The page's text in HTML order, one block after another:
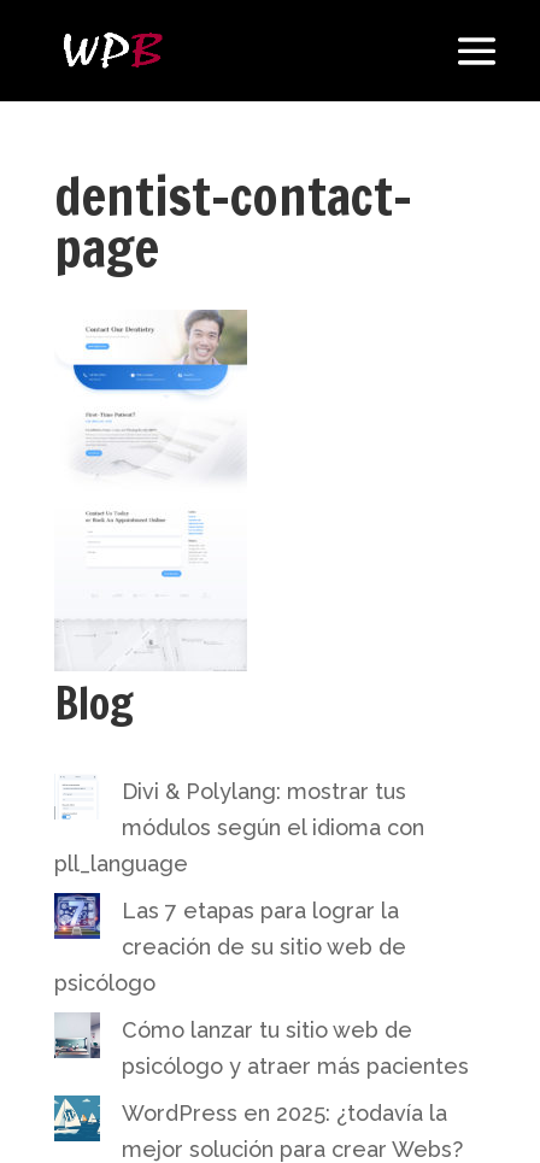
dentist-contact-
page
Blog
Divi & Polylang: mostrar tus
módulos según el idioma con
pll_language
Las 7 etapas para lograr la
creación de su sitio web de
psicólogo
Cómo lanzar tu sitio web de
psicólogo y atraer más pacientes
WordPress en 2025: ¿todavía la
mejor solución para crear Webs?